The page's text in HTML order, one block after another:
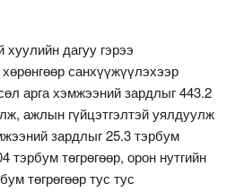
дагуу гэрээ
санхүүжүүлэхээр
арга хэмжээний зардлыг 443.2
ажлын гүйцэтгэлтэй уялдуулж
зардлыг 25.3 тэрбум
тэрбум төгрөгөөр, орон нутгийн
төгрөгөөр тус тус